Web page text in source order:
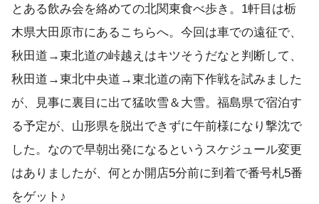
とある飲み会を絡めての北関東食べ歩き。1軒目は栃
木県大田原市にあるこちらへ。今回は車での遠征で、
秋田道→東北道の峠越えはキツそうだなと判断して、
秋田道→東北中央道→東北道の南下作戦を試みました
が、見事に裏目に出て猛吹雪＆大雪。福島県で宿泊す
る予定が、山形県を脱出できずに午前様になり撃沈で
した。なので早朝出発になるというスケジュール変更
はありましたが、何とか開店5分前に到着で番号札5番
をゲット♪